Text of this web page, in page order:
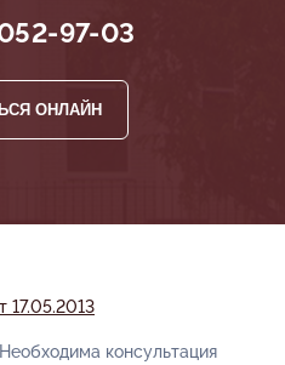
97-03
ОНЛАЙН
17.05.2013
консультация